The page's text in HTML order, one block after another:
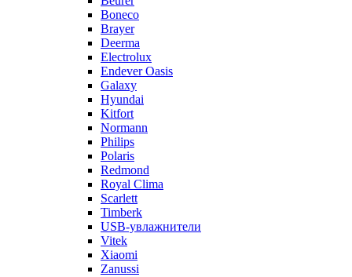
Boneco
Brayer
Deerma
Electrolux
Endever Oasis
Galaxy
Hyundai
Kitfort
Normann
Philips
Polaris
Redmond
Royal Clima
Scarlett
Timberk
USB-увлажнители
Vitek
Xiaomi
Zanussi